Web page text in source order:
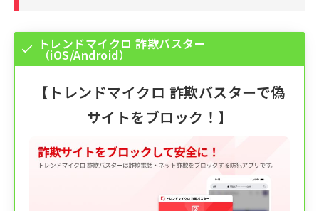
トレンドマイクロ 詐欺バスター
（iOS/Android）
【 トレンドマイクロ 詐欺バスターで偽
サイトをブロック！】